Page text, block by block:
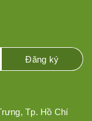
Đăng ký
Tp. Hồ Chí